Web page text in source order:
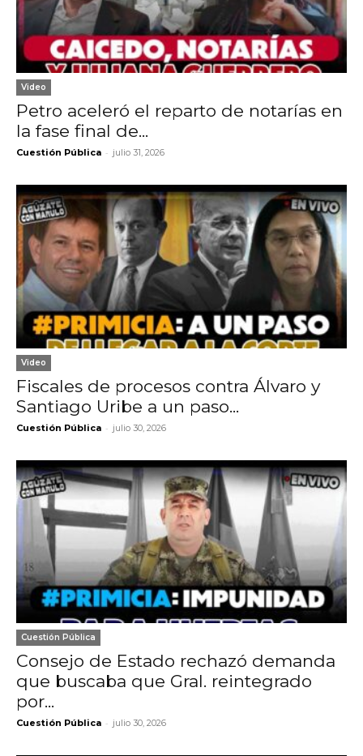
Video
Petro aceleró el reparto de notarías en
la fase final de...
Cuestión Pública - julio 31, 2026
Video
Fiscales de procesos contra Álvaro y
Santiago Uribe a un paso...
Cuestión Pública - julio 30, 2026
Cuestión Pública
Consejo de Estado rechazó demanda
que buscaba que Gral. reintegrado
por...
Cuestión Pública - julio 30, 2026